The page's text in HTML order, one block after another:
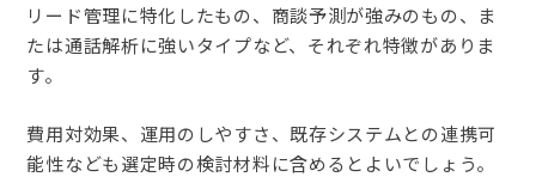
リード管理に特化したもの、商談予測が強みのもの、ま
たは通話解析に強いタイプなど、それぞれ特徴がありま
す。
費用対効果、運用のしやすさ、既存システムとの連携可
能性なども選定時の検討材料に含めるとよいでしょう。